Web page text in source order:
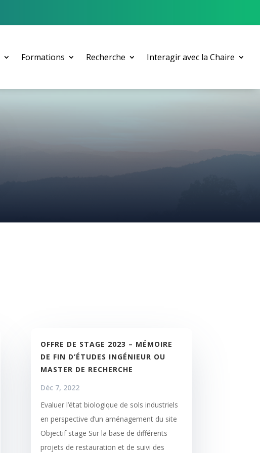
Formations Recherche Interagir avec la Chaire
OFFRE DE STAGE 2023 – MÉMOIRE
DE FIN D’ÉTUDES INGÉNIEUR OU
MASTER DE RECHERCHE
Déc 7, 2022
Evaluer l’état biologique de sols industriels
en perspective d’un aménagement du site
Objectif stage Sur la base de différents
projets de restauration et de suivi des